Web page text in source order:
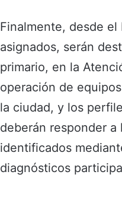
Finalmente, desde
asignados, serán
primario, en la
operación de
la ciudad, y los
deberán responder
identificados
diagnósticos